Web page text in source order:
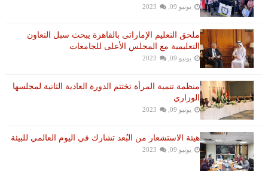
يونيو 09, 2023
ملحق التعليم الإماراتى بالقاهرة يبحث سبل التعاون
التعليمية مع المجلس الأعلى للجامعات
يونيو 09, 2023
منظمة تنمية المرأة تختتم الدورة العادية الثانية لمجلسها
الوزاري
يونيو 09, 2023
هيئة الاستشعار من البُعد تشارك في اليوم العالمي للبيئة
يونيو 09, 2023